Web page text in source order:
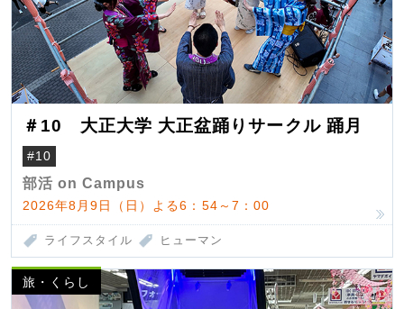
＃10 大正大学 大正盆踊りサークル 踊月
#10
部活 on Campus
2026年8月9日（日）よる6：54～7：00
ライフスタイル ヒューマン
旅・くらし